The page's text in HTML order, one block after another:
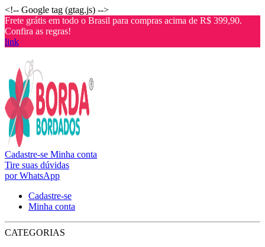
<!-- Google tag (gtag.js) -->
Frete grátis em todo o Brasil para compras acima de R$ 399,90.
Confira as regras!
link
Cadastre-se Minha conta
Tire suas dúvidas
por WhatsApp
Cadastre-se
Minha conta
CATEGORIAS